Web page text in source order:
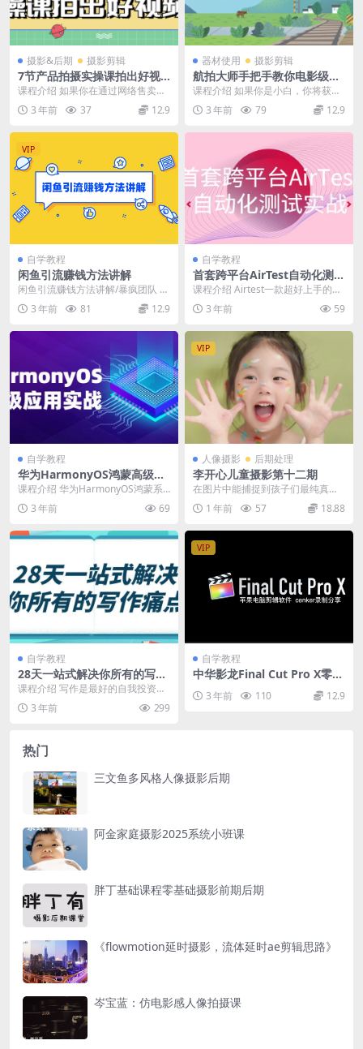
摄影&后期 摄影剪辑
7节产品拍摄实操课拍出好视
频
课程介绍 如果你在通过网络售卖自
己的小商品，你可能已经意识到通
过图片和描述来展示...
3 年前 37 12.9
器材使用 摄影剪辑
航拍大师手把手教你电影级航
拍
课程介绍 如果你是小白，你将获得
系统专业的航拍基本功练习体系和
机器配件的选择，避...
3 年前 79 12.9
VIP
自学教程
闲鱼引流赚钱方法讲解
闲鱼引流赚钱方法讲解/暴疯团队 闲
鱼淘宝客，简单暴力玩法完全躺赚
3 年前 81 12.9
自学教程
首套跨平台AirTest自动化测试
实战
课程介绍 Airtest一款超好上手的跨
平台的UI自动化测试框架，更加适
用于游戏...
3 年前 59
自学教程
华为HarmonyOS鸿蒙高级应
用实战
课程介绍 华为HarmonyOS鸿蒙系
统实战应用开发课程，一次课程带
领同学们了解...
3 年前 69
VIP
人像摄影 后期处理
李开心儿童摄影第十二期
在图片中能捕捉到孩子们最纯真、
最灵动的瞬间。她的方法并非局限
于刻板的规则，而是充...
1 年前 57 18.88
自学教程
28天一站式解决你所有的写作
痛点
课程介绍 写作是最好的自我投资，
独家写作心法，28天，一站式解决
你所有的写作痛点...
3 年前 299
VIP
自学教程
中华影龙Final Cut Pro X零基
3 年前 110 12.9
热门
三文鱼多风格人像摄影后期
阿金家庭摄影2025系统小班课
胖丁基础课程零基础摄影前期后期
《flowmotion延时摄影，流体延时ae剪辑思路》
岑宝蓝：仿电影感人像拍摄课